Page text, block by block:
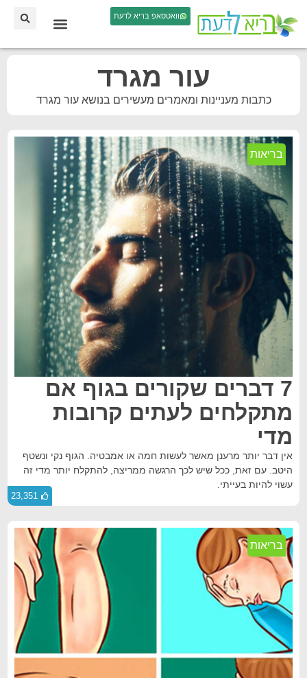
וואטסאפ בריא לדעת
עור מגרד
כתבות מעניינות ומאמרים מעשירים בנושא עור מגרד
בריאות
7 דברים שקורים בגוף אם
מתקלחים לעתים קרובות
מדי
אין דבר יותר מרענן מאשר לעשות חמה או אמבטיה. הגוף נקי ונשטף
היטב. עם זאת, ככל שיש לכך הרגשה ממריצה, להתקלח יותר מדי זה
עשוי להיות בעייתי.
23,351
בריאות